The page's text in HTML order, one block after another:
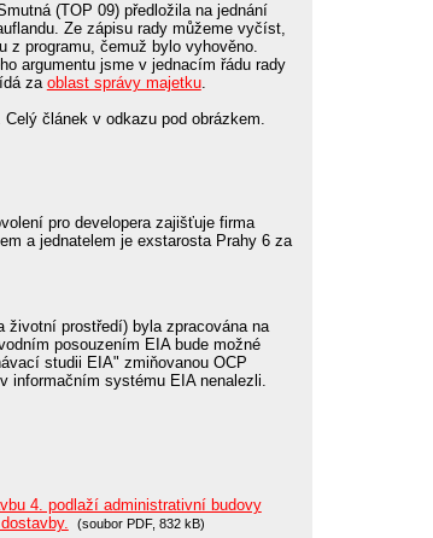
(TOP 09) předložila na jednání
Ze zápisu rady můžeme vyčíst,
z programu, čemuž bylo vyhověno.
argumentu jsme v jednacím řádu rady
za oblast správy majetku.
článek v odkazu pod obrázkem.
pro developera zajišťuje firma
a jednatelem je exstarosta Prahy 6 za
životní prostředí) byla zpracována na
posouzením EIA bude možné
studii EIA" zmiňovanou OCP
informačním systému EIA nenalezli.
4. podlaží administrativní budovy
(soubor PDF, 832 kB)